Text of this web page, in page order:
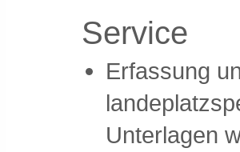
Service
Erfassung
Unterlagen